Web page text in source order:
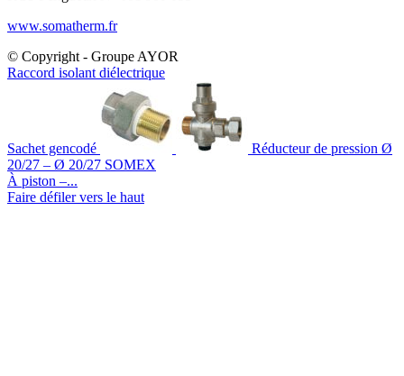
www.somatherm.fr
© Copyright - Groupe AYOR
Raccord isolant diélectrique
Sachet gencodé
Réducteur de pression Ø
20/27 – Ø 20/27 SOMEX
À piston –...
Faire défiler vers le haut